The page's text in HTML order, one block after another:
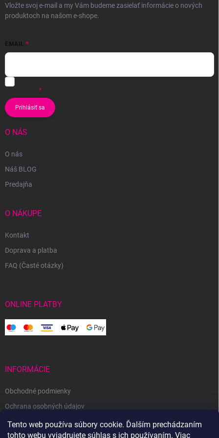
Tento web používa súbory cookie. Ďalším prechádzaním
tohto webu vyjadrujete súhlas s ich používaním. Viac
Vložte svoj e-mail a my Vám budeme zasielať informácie o nových
produktoch na našom e-shope.
EMAIL
Prihlásiť sa
O NÁS
O nás
Náš BLOG
Predajňa
O NÁKUPE
Kontakt
Doprava a platba
FAQ (Časté otázky)
ONLINE PLATBY
INFORMÁCIE
Obchodné podmienky
Ochrana osobných údajov
Reklamačný poriadok